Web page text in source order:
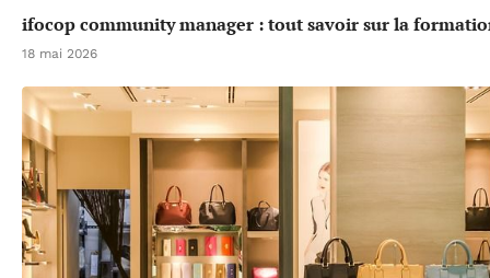
ifocop community manager : tout savoir sur la
18 mai 2026